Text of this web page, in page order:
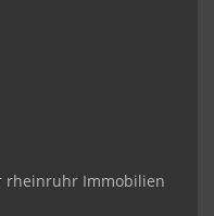
rheinruhr Immobilien